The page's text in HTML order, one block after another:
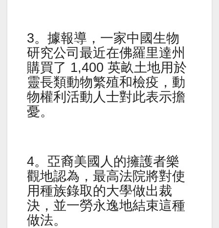
3。據報導，一家中國生物
研究公司最近在佛羅里達州
購買了 1,400 英畝土地用於
靈長類動物繁殖和檢疫，動
物權利活動人士對此表示擔
憂。
4。亞裔美國人的擁護者樂
觀地認為，最高法院將對使
用種族錄取的大學做出裁
決，並一勞永逸地結束這種
做法。